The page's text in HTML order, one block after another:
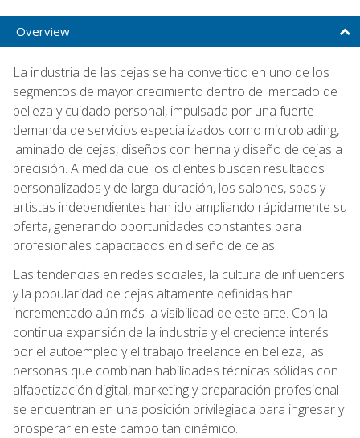
Overview
La industria de las cejas se ha convertido en uno de los
segmentos de mayor crecimiento dentro del mercado de
belleza y cuidado personal, impulsada por una fuerte
demanda de servicios especializados como microblading,
laminado de cejas, diseños con henna y diseño de cejas a
precisión. A medida que los clientes buscan resultados
personalizados y de larga duración, los salones, spas y
artistas independientes han ido ampliando rápidamente su
oferta, generando oportunidades constantes para
profesionales capacitados en diseño de cejas.
Las tendencias en redes sociales, la cultura de influencers
y la popularidad de cejas altamente definidas han
incrementado aún más la visibilidad de este arte. Con la
continua expansión de la industria y el creciente interés
por el autoempleo y el trabajo freelance en belleza, las
personas que combinan habilidades técnicas sólidas con
alfabetización digital, marketing y preparación profesional
se encuentran en una posición privilegiada para ingresar y
prosperar en este campo tan dinámico.